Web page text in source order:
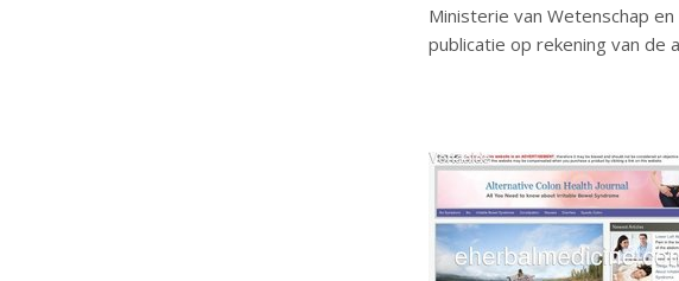
Ministerie van Wetenschap
publicatie op rekening van de